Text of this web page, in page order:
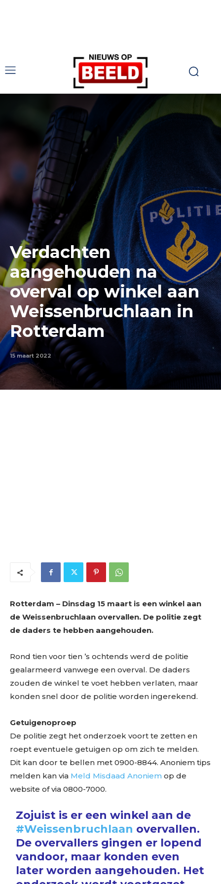
Verdachten
aangehouden na
overval op winkel aan
Weissenbruchlaan in
Rotterdam
15 maart 2022
Rotterdam – Dinsdag 15 maart is een winkel aan
de Weissenbruchlaan overvallen. De politie zegt
de daders te hebben aangehouden.
Rond tien voor tien ’s ochtends werd de politie
gealarmeerd vanwege een overval. De daders
zouden de winkel te voet hebben verlaten, maar
konden snel door de politie worden ingerekend.
Getuigenoproep
De politie zegt het onderzoek voort te zetten en
roept eventuele getuigen op om zich te melden.
Dit kan door te bellen met 0900-8844. Anoniem tips
melden kan via Meld Misdaad Anoniem op de
website of via 0800-7000.
Zojuist is er een winkel aan de
#Weissenbruchlaan overvallen.
De overvallers gingen er lopend
vandoor, maar konden even
later worden aangehouden. Het